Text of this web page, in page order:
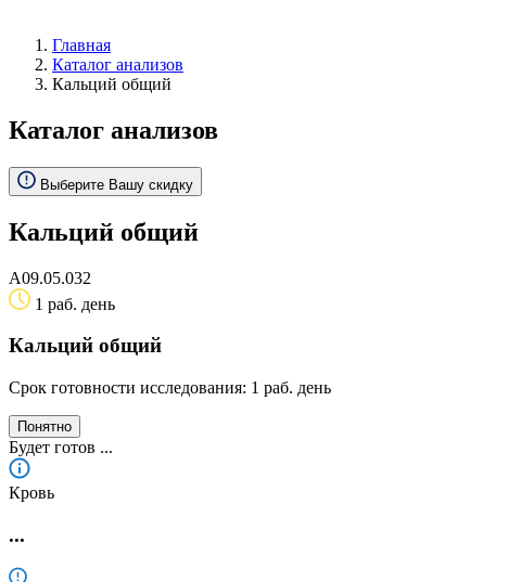
Главная
Каталог анализов
Кальций общий
Каталог анализов
Выберите Вашу скидку
Кальций общий
A09.05.032
1 раб. день
Кальций общий
Срок готовности исследования: 1 раб. день
Понятно
Будет готов ...
Кровь
...